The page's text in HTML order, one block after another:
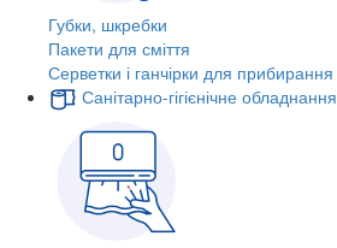
Губки, шкребки
Пакети для сміття
Серветки і ганчірки для прибирання
Санітарно-гігієнічне обладнання